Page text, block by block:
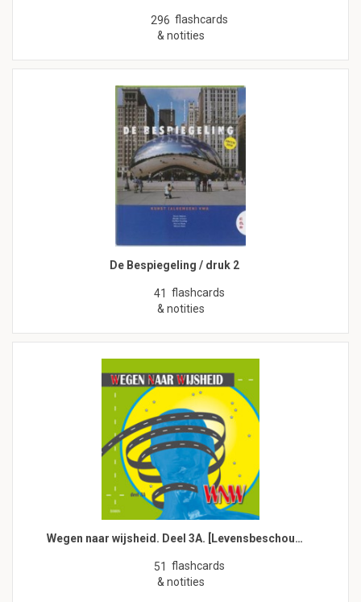
296 flashcards
& notities
De Bespiegeling / druk 2
41 flashcards
& notities
Wegen naar wijsheid. Deel 3A. [Levensbeschou…
51 flashcards
& notities